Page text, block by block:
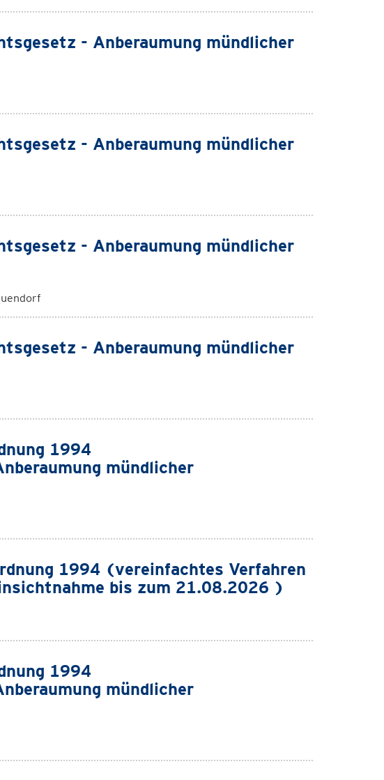
- Anberaumung mündlicher
- Anberaumung mündlicher
- Anberaumung mündlicher
- Anberaumung mündlicher
1994
mündlicher
1994 (vereinfachtes Verfahren
bis zum 21.08.2026 )
1994
mündlicher